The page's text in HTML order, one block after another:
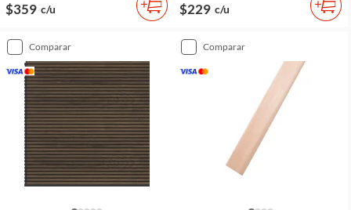
$359 c/u $229 c/u
comparar comparar